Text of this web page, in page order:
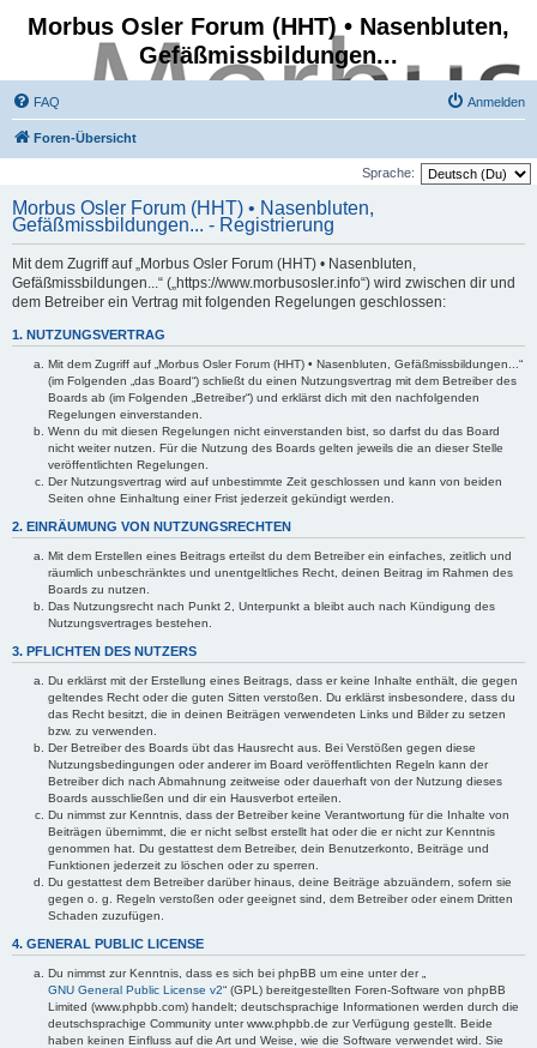
Morbus Osler Forum (HHT) • Nasenbluten,
Gefäßmissbildungen...
FAQ Anmelden
Foren-Übersicht
Sprache:
Morbus Osler Forum (HHT) • Nasenbluten,
Gefäßmissbildungen... - Registrierung
Mit dem Zugriff auf „Morbus Osler Forum (HHT) • Nasenbluten,
Gefäßmissbildungen...“ („https://www.morbusosler.info“) wird zwischen dir und
dem Betreiber ein Vertrag mit folgenden Regelungen geschlossen:
1. NUTZUNGSVERTRAG
Mit dem Zugriff auf „Morbus Osler Forum (HHT) • Nasenbluten, Gefäßmissbildungen...“
(im Folgenden „das Board“) schließt du einen Nutzungsvertrag mit dem Betreiber des
Boards ab (im Folgenden „Betreiber“) und erklärst dich mit den nachfolgenden
Regelungen einverstanden.
Wenn du mit diesen Regelungen nicht einverstanden bist, so darfst du das Board
nicht weiter nutzen. Für die Nutzung des Boards gelten jeweils die an dieser Stelle
veröffentlichten Regelungen.
Der Nutzungsvertrag wird auf unbestimmte Zeit geschlossen und kann von beiden
Seiten ohne Einhaltung einer Frist jederzeit gekündigt werden.
2. EINRÄUMUNG VON NUTZUNGSRECHTEN
Mit dem Erstellen eines Beitrags erteilst du dem Betreiber ein einfaches, zeitlich und
räumlich unbeschränktes und unentgeltliches Recht, deinen Beitrag im Rahmen des
Boards zu nutzen.
Das Nutzungsrecht nach Punkt 2, Unterpunkt a bleibt auch nach Kündigung des
Nutzungsvertrages bestehen.
3. PFLICHTEN DES NUTZERS
Du erklärst mit der Erstellung eines Beitrags, dass er keine Inhalte enthält, die gegen
geltendes Recht oder die guten Sitten verstoßen. Du erklärst insbesondere, dass du
das Recht besitzt, die in deinen Beiträgen verwendeten Links und Bilder zu setzen
bzw. zu verwenden.
Der Betreiber des Boards übt das Hausrecht aus. Bei Verstößen gegen diese
Nutzungsbedingungen oder anderer im Board veröffentlichten Regeln kann der
Betreiber dich nach Abmahnung zeitweise oder dauerhaft von der Nutzung dieses
Boards ausschließen und dir ein Hausverbot erteilen.
Du nimmst zur Kenntnis, dass der Betreiber keine Verantwortung für die Inhalte von
Beiträgen übernimmt, die er nicht selbst erstellt hat oder die er nicht zur Kenntnis
genommen hat. Du gestattest dem Betreiber, dein Benutzerkonto, Beiträge und
Funktionen jederzeit zu löschen oder zu sperren.
Du gestattest dem Betreiber darüber hinaus, deine Beiträge abzuändern, sofern sie
gegen o. g. Regeln verstoßen oder geeignet sind, dem Betreiber oder einem Dritten
Schaden zuzufügen.
4. GENERAL PUBLIC LICENSE
Du nimmst zur Kenntnis, dass es sich bei phpBB um eine unter der „
GNU General Public License v2“ (GPL) bereitgestellten Foren-Software von phpBB
Limited (www.phpbb.com) handelt; deutschsprachige Informationen werden durch die
deutschsprachige Community unter www.phpbb.de zur Verfügung gestellt. Beide
haben keinen Einfluss auf die Art und Weise, wie die Software verwendet wird. Sie